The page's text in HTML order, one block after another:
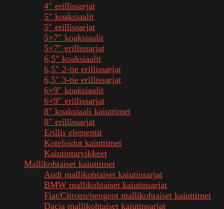
4″ erillissarjat
5″ koaksiaalit
5″ erillissarjat
5×7″ koaksiaalit
5×7″ erillissarjat
6,5″ koaksiaalit
6,5″ 2-tie erillissarjat
6,5″ 3-tie erillissarjat
6×9″ koaksiaalit
6×9″ erillissarjat
8″ koaksiaali kaiuttimet
8″ erillissarjat
Erillis elementit
Koteloidut kaiuttimet
Kaiutintarvikkeet
Mallikohtaiset kaiuttimet
Audi mallikohtaiset kaiutinsarjat
BMW mallikohtaiset kaiutinsarjat
Fiat/Citroen/peugeot mallikohtaiset kaiuttimet
Dacia mallikohtaiset kaiutinsarjat